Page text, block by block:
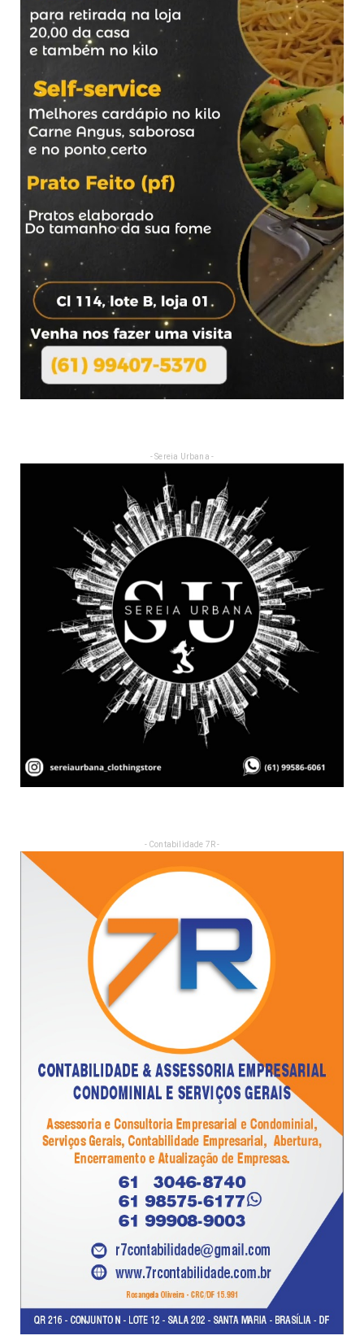
- Sereia Urbana -
- Contabilidade 7R -